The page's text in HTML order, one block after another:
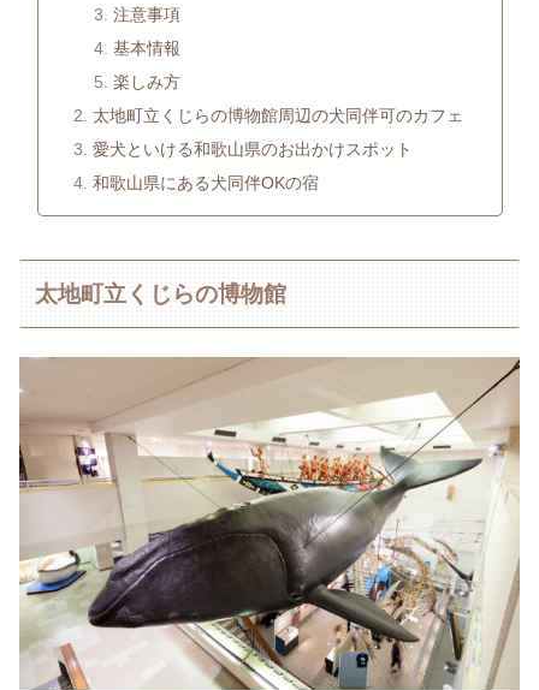
注意事項
基本情報
楽しみ方
太地町立くじらの博物館周辺の犬同伴可のカフェ
愛犬といける和歌山県のお出かけスポット
和歌山県にある犬同伴OKの宿
太地町立くじらの博物館